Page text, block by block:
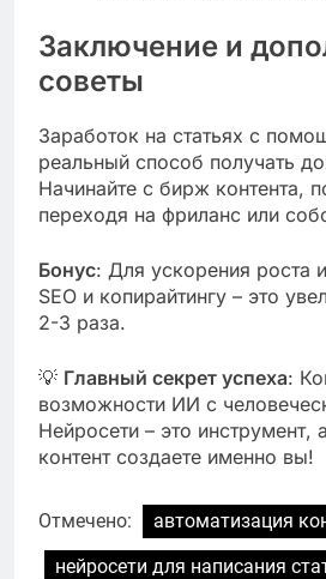
Заключение и
советы
Заработок на статьях с
реальный способ получать
Начинайте с бирж контента,
переходя на фриланс или
Бонус: Для ускорения роста
SEO и копирайтингу – это
2-3 раза.
💡 Главный секрет успеха:
возможности ИИ с
Нейросети – это инструмент,
контент создаете именно вы!
Отмечено:
автоматизация
нейросети для написания